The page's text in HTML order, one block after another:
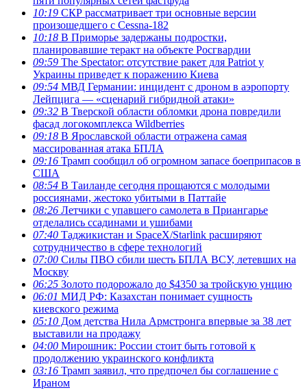
10:19 СКР рассматривает три основные версии
произошедшего с Cessna-182
10:18 В Приморье задержаны подростки,
планировавшие теракт на объекте Росгвардии
09:59 The Spectator: отсутствие ракет для Patriot у
Украины приведет к поражению Киева
09:54 МВД Германии: инцидент с дроном в аэропорту
Лейпцига — «сценарий гибридной атаки»
09:32 В Тверской области обломки дрона повредили
фасад логокомплекса Wildberries
09:18 В Ярославской области отражена самая
массированная атака БПЛА
09:16 Трамп сообщил об огромном запасе боеприпасов в
США
08:54 В Таиланде сегодня прощаются с молодыми
россиянами, жестоко убитыми в Паттайе
08:26 Летчики с упавшего самолета в Приангарье
отделались ссадинами и ушибами
07:40 Таджикистан и SpaceX/Starlink расширяют
сотрудничество в сфере технологий
07:00 Силы ПВО сбили шесть БПЛА ВСУ, летевших на
Москву
06:25 Золото подорожало до $4350 за тройскую унцию
06:01 МИД РФ: Казахстан понимает сущность
киевского режима
05:10 Дом детства Нила Армстронга впервые за 38 лет
выставили на продажу
04:00 Мирошник: России стоит быть готовой к
продолжению украинского конфликта
03:16 Трамп заявил, что предпочел бы соглашение с
Ираном